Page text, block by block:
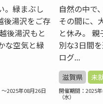
。緑まぶし
後湯沢をご存
後湯沢もと
な空気と緑
2025年08月26日
自然の中で
その間に、
と休み。
別な3日間
ログ...
滋賀県 未
開催期間：2025
（水）